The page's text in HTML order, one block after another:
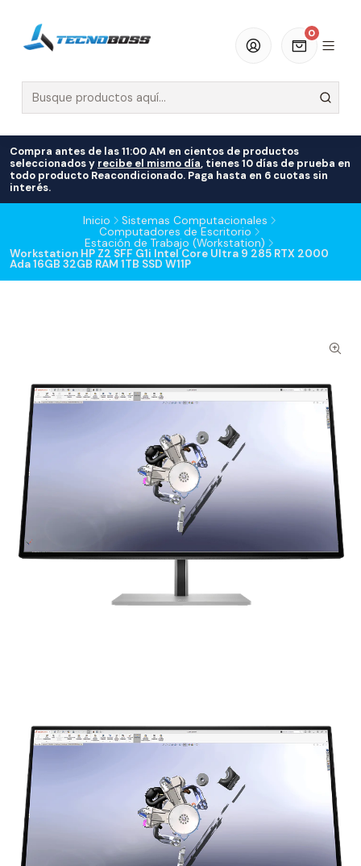
0
Compra antes de las 11:00 AM en cientos de productos
seleccionados y recibe el mismo día, tienes 10 días de prueba en
todo producto Reacondicionado. Paga hasta en 6 cuotas sin
interés.
Inicio
Sistemas Computacionales
Computadores de Escritorio
Estación de Trabajo (Workstation)
Workstation HP Z2 SFF G1i Intel Core Ultra 9 285 RTX 2000
Ada 16GB 32GB RAM 1TB SSD W11P